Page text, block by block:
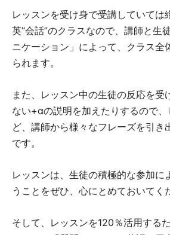
レッスンを受け身で受講していては
英”会話”のクラスなので、講師と生
ニケーション」によって、クラス全
られます。
また、レッスン中の生徒の反応を受
ない+αの説明を加えたりするので
ど、講師から様々なフレーズを引き
です。
レッスンは、生徒の積極的な参加に
うことをぜひ、心にとめておいてく
そして、レッスンを120％活用する